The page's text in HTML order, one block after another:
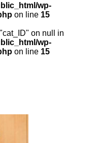
wp-
on line 15
on null in
wp-
on line 15